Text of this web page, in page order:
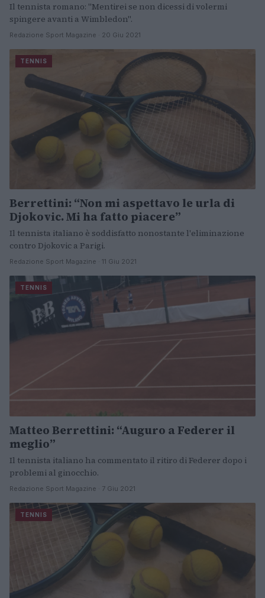
Il tennista romano: "Mentirei se non dicessi di volermi
spingere avanti a Wimbledon".
Redazione Sport Magazine · 20 Giu 2021
TENNIS
Berrettini: “Non mi aspettavo le urla di
Djokovic. Mi ha fatto piacere”
Il tennista italiano è soddisfatto nonostante l'eliminazione
contro Djokovic a Parigi.
Redazione Sport Magazine · 11 Giu 2021
TENNIS
Matteo Berrettini: “Auguro a Federer il
meglio”
Il tennista italiano ha commentato il ritiro di Federer dopo i
problemi al ginocchio.
Redazione Sport Magazine · 7 Giu 2021
TENNIS